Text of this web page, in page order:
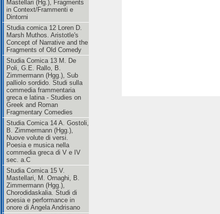
Mastellari (Hg.), Fragments
in Context/Frammenti e
Dintorni
Studia comica 12 Loren D.
Marsh Muthos. Aristotle's
Concept of Narrative and the
Fragments of Old Comedy
Studia Comica 13 M. De
Poli, G.E. Rallo, B.
Zimmermann (Hgg.), Sub
palliolo sordido. Studi sulla
commedia frammentaria
greca e latina - Studies on
Greek and Roman
Fragmentary Comedies
Studia Comica 14 A. Gostoli,
B. Zimmermann (Hgg.),
Nuove volute di versi.
Poesia e musica nella
commedia greca di V e IV
sec. a.C
Studia Comica 15 V.
Mastellari, M. Ornaghi, B.
Zimmermann (Hgg.),
Chorodidaskalia. Studi di
poesia e performance in
onore di Angela Andrisano